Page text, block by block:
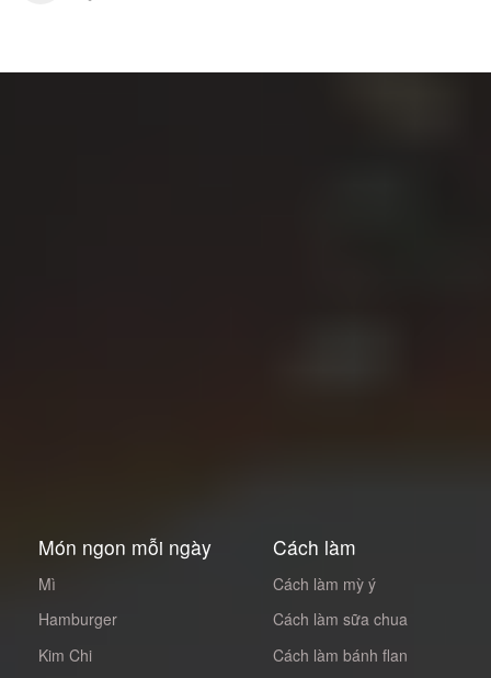
Món ngon mỗi ngày
Mì
Hamburger
Kim Chi
Cách làm
Cách làm mỳ ý
Cách làm sữa chua
Cách làm bánh flan